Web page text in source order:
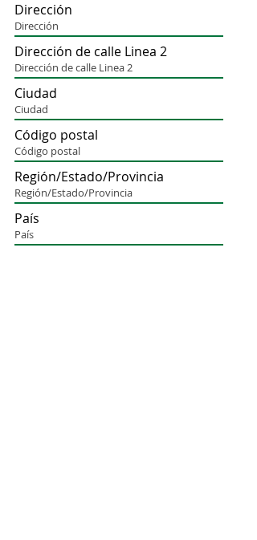
Dirección
Dirección de calle Linea 2
Ciudad
Código postal
Región/Estado/Provincia
País